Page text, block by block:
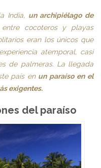
India, un archipiélago de
cocoteros y playas
eran los únicos que
atemporal, casi
de palmeras. La llegada
país enun paraíso en el
exigentes.
del paraíso